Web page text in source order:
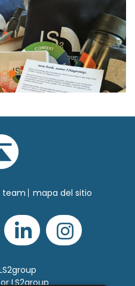
team mapa del sitio
LS2group